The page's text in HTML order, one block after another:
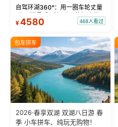
物！
自驾环湖360°：用一圈车轮丈量
“大西洋最后一滴眼泪”的极致蔚
蓝。 赛湖旅拍：甄选多款风格服
绝美瞬间。 赛湖坦克300跟车视
频：专业摄影师...
¥4580 468人看过
包车拼车
2026·春享双湖 双湖八日游 春
季 小车拼车、纯玩无购物！